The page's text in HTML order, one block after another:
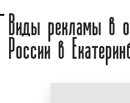
товаре или услуге,
стендах,
конструкциях,
зданий и сооружений.
Виды рекламы в
России в